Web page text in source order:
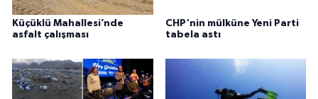
Küçüklü Mahallesi’nde
asfalt çalışması
CHP'nin mülküne Yeni Parti
tabela astı